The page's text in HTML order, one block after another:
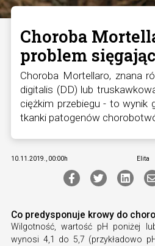
Choroba
problem
Choroba Mortellaro, znana
digitalis (DD) lub
ciężkim przebiegu - to wynik
tkanki patogenów
10.11.2019., 00:00h Elita
Co predysponuje krowy do
Wilgotność, wartość pH poniżej
wynosi 4,1 do 5,7 (przykładowo